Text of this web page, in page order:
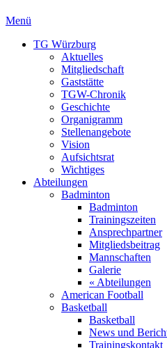
Menü
TG Würzburg
Aktuelles
Mitgliedschaft
Gaststätte
TGW-Chronik
Geschichte
Organigramm
Stellenangebote
Vision
Aufsichtsrat
Wichtiges
Abteilungen
Badminton
Badminton
Trainingszeiten
Ansprechpartner
Mitgliedsbeitrag
Mannschaften
Galerie
« Abteilungen
American Football
Basketball
Basketball
News und
Trainingskontakt